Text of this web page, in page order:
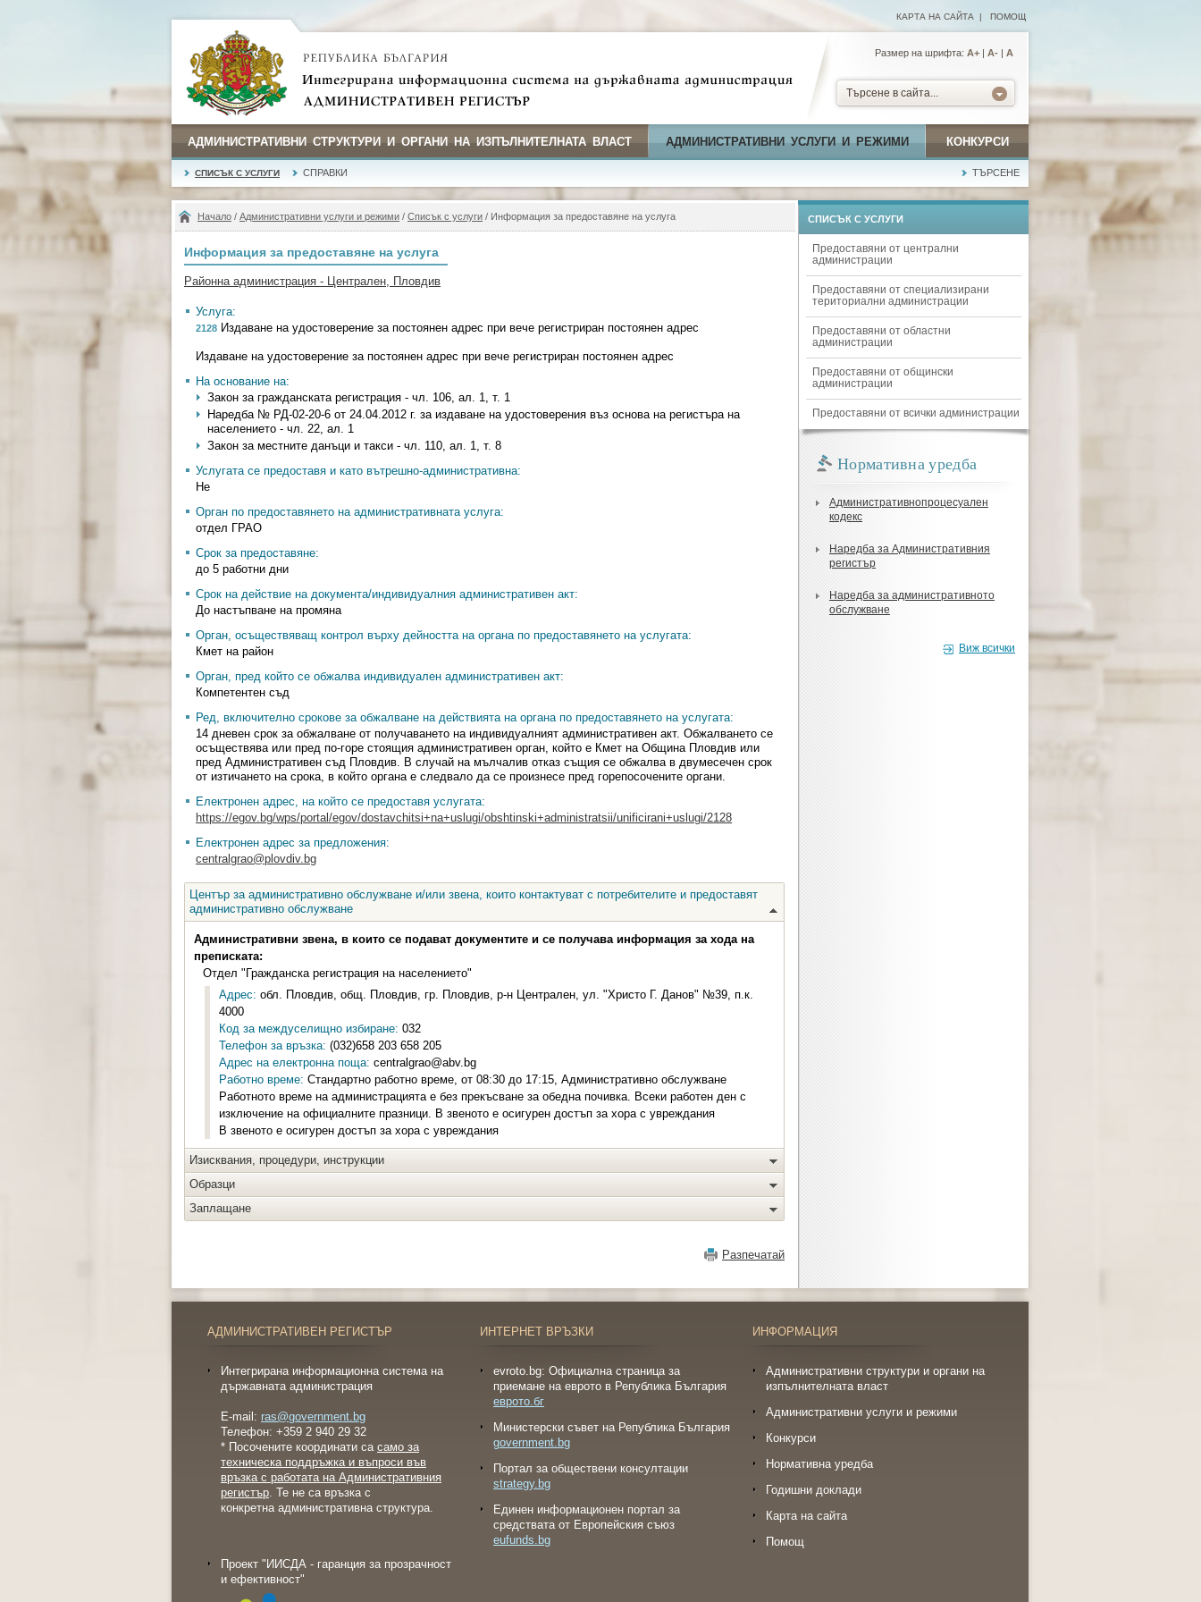
КАРТА НА САЙТА | ПОМОЩ
Размер на шрифта: А+ | A- | A
Търсене в сайта...
АДМИНИСТРАТИВНИ СТРУКТУРИ И ОРГАНИ НА ИЗПЪЛНИТЕЛНАТА ВЛАСТ АДМИНИСТРАТИВНИ УСЛУГИ И РЕЖИМИ КОНКУРСИ
СПИСЪК С УСЛУГИ СПРАВКИ ТЪРСЕНЕ
Начало / Административни услуги и режими / Списък с услуги / Информация за предоставяне на услуга
Информация за предоставяне на услуга
Районна администрация - Централен, Пловдив
Услуга:
2128 Издаване на удостоверение за постоянен адрес при вече регистриран постоянен адрес
Издаване на удостоверение за постоянен адрес при вече регистриран постоянен адрес
На основание на:
Закон за гражданската регистрация - чл. 106, ал. 1, т. 1
Наредба № РД-02-20-6 от 24.04.2012 г. за издаване на удостоверения въз основа на регистъра на
населението - чл. 22, ал. 1
Закон за местните данъци и такси - чл. 110, ал. 1, т. 8
Услугата се предоставя и като вътрешно-административна:
Не
Орган по предоставянето на административната услуга:
отдел ГРАО
Срок за предоставяне:
до 5 работни дни
Срок на действие на документа/индивидуалния административен акт:
До настъпване на промяна
Орган, осъществяващ контрол върху дейността на органа по предоставянето на услугата:
Кмет на район
Орган, пред който се обжалва индивидуален административен акт:
Компетентен съд
Ред, включително срокове за обжалване на действията на органа по предоставянето на услугата:
14 дневен срок за обжалване от получаването на индивидуалният административен акт. Обжалването се
осъществява или пред по-горе стоящия административен орган, който е Кмет на Община Пловдив или
пред Административен съд Пловдив. В случай на мълчалив отказ същия се обжалва в двумесечен срок
от изтичането на срока, в който органа е следвало да се произнесе пред горепосочените органи.
Електронен адрес, на който се предоставя услугата:
https://egov.bg/wps/portal/egov/dostavchitsi+na+uslugi/obshtinski+administratsii/unificirani+uslugi/2128
Електронен адрес за предложения:
centralgrao@plovdiv.bg
Център за административно обслужване и/или звена, които контактуват с потребителите и предоставят
административно обслужване
Административни звена, в които се подават документите и се получава информация за хода на
преписката:
Отдел "Гражданска регистрация на населението"
Адрес: обл. Пловдив, общ. Пловдив, гр. Пловдив, р-н Централен, ул. "Христо Г. Данов" №39, п.к.
4000
Код за междуселищно избиране: 032
Телефон за връзка: (032)658 203 658 205
Адрес на електронна поща: centralgrao@abv.bg
Работно време: Стандартно работно време, от 08:30 до 17:15, Административно обслужване
Работното време на администрацията е без прекъсване за обедна почивка. Всеки работен ден с
изключение на официалните празници. В звеното е осигурен достъп за хора с увреждания
В звеното е осигурен достъп за хора с увреждания
Изисквания, процедури, инструкции
Образци
Заплащане
Разпечатай
СПИСЪК С УСЛУГИ
Предоставяни от централни
администрации
Предоставяни от специализирани
териториални администрации
Предоставяни от областни
администрации
Предоставяни от общински
администрации
Предоставяни от всички администрации
Нормативна уредба
Административнопроцесуален
кодекс
Наредба за Административния
регистър
Наредба за административното
обслужване
Виж всички
АДМИНИСТРАТИВЕН РЕГИСТЪР
Интегрирана информационна система на
държавната администрация
E-mail: ras@government.bg
Телефон: +359 2 940 29 32
* Посочените координати са само за
техническа поддръжка и въпроси във
връзка с работата на Административния
регистър. Те не са връзка с
конкретна административна структура.
Проект "ИИСДА - гаранция за прозрачност
и ефективност"
ИНТЕРНЕТ ВРЪЗКИ
evroto.bg: Официална страница за
приемане на еврото в Република България
еврото.бг
Министерски съвет на Република България
government.bg
Портал за обществени консултации
strategy.bg
Eдинен информационен портал за
средствата от Европейския съюз
eufunds.bg
ИНФОРМАЦИЯ
Административни структури и органи на
изпълнителната власт
Административни услуги и режими
Конкурси
Нормативна уредба
Годишни доклади
Карта на сайта
Помощ